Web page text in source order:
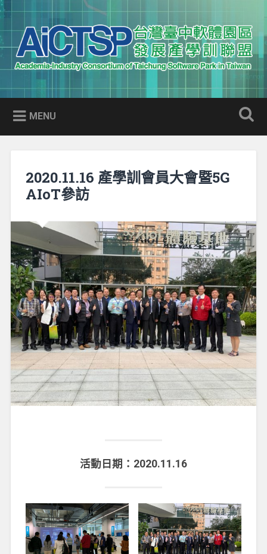
Skip
to
content
Search
AICTSP 台灣臺中軟體園區發展
產學訓聯盟
Academia-Industry Consortium of Taichung Software Park
in Taiwan
MENU
2020.11.16 產學訓會員大會暨5G
AIoT參訪
活動日期：2020.11.16